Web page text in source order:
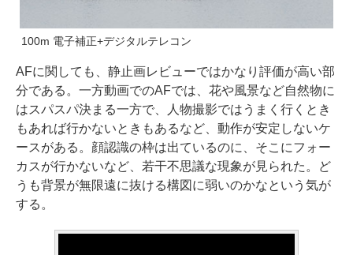
100m 電子補正+デジタルテレコン
AFに関しても、静止画レビューではかなり評価が高い部
分である。一方動画でのAFでは、花や風景など自然物に
はスパスパ決まる一方で、人物撮影ではうまく行くとき
もあれば行かないときもあるなど、動作が安定しないケ
ースがある。顔認識の枠は出ているのに、そこにフォー
カスが行かないなど、若干不思議な現象が見られた。ど
うも背景が無限遠に抜ける構図に弱いのかなという気が
する。